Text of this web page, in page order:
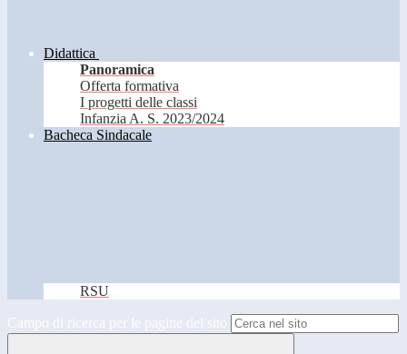
Didattica
Panoramica
Offerta formativa
I progetti delle classi
Infanzia A. S. 2023/2024
Bacheca Sindacale
RSU
Campo di ricerca per le pagine del sito